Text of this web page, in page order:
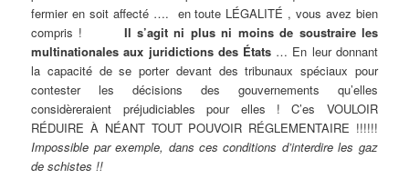
fermier en soit affecté …. en toute LÉGALITÉ , vous avez bien
compris ! Il s’agit ni plus ni moins de soustraire les
multinationales aux juridictions des États … En leur donnant
la capacité de se porter devant des tribunaux spéciaux pour
contester les décisions des gouvernements qu’elles
considèreraient préjudiciables pour elles ! C’es VOULOIR
RÉDUIRE À NÉANT TOUT POUVOIR RÉGLEMENTAIRE !!!!!!
Impossible par exemple, dans ces conditions d’interdire les gaz
de schistes !!